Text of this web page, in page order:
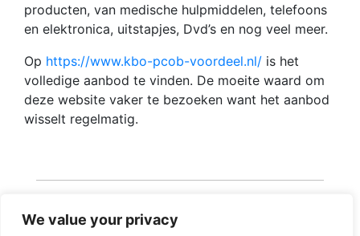
We value your privacy
producten, van medische hulpmiddelen, telefoons
en elektronica, uitstapjes, Dvd’s en nog veel meer.
Op https://www.kbo-pcob-voordeel.nl/ is het
volledige aanbod te vinden. De moeite waard om
deze website vaker te bezoeken want het aanbod
wisselt regelmatig.